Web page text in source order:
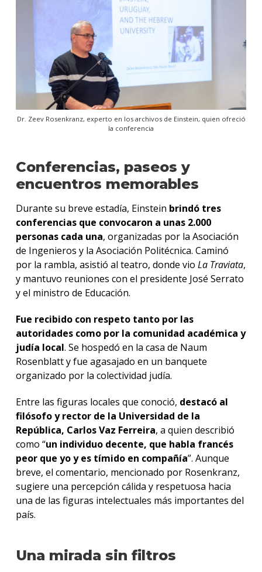
Dr. Zeev Rosenkranz, experto en los archivos de Einstein, quien ofreció
la conferencia
Conferencias, paseos y
encuentros memorables
Durante su breve estadía, Einstein brindó tres
conferencias que convocaron a unas 2.000
personas cada una, organizadas por la Asociación
de Ingenieros y la Asociación Politécnica. Caminó
por la rambla, asistió al teatro, donde vio La Traviata,
y mantuvo reuniones con el presidente José Serrato
y el ministro de Educación.
Fue recibido con respeto tanto por las
autoridades como por la comunidad académica y
judía local. Se hospedó en la casa de Naum
Rosenblatt y fue agasajado en un banquete
organizado por la colectividad judía.
Entre las figuras locales que conoció, destacó al
filósofo y rector de la Universidad de la
República, Carlos Vaz Ferreira, a quien describió
como “un individuo decente, que habla francés
peor que yo y es tímido en compañía”. Aunque
breve, el comentario, mencionado por Rosenkranz,
sugiere una percepción cálida y respetuosa hacia
una de las figuras intelectuales más importantes del
país.
Una mirada sin filtros